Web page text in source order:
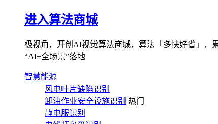
进入算法商城
极视角，开创AI视觉算法商城，算法「多快好省」，
“AI+全场景”落地
智慧能源
风电叶片缺陷识别
卸油作业安全设施识别 热门
静电服识别